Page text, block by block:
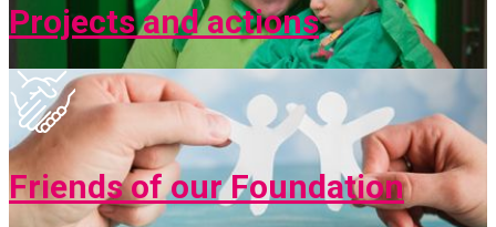
Projects and actions
Friends of our Foundation